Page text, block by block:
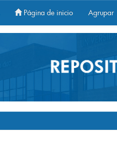
Página de inicio Agrupar